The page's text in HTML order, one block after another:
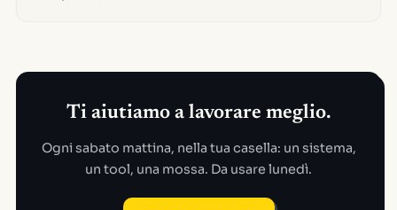
Ti aiutiamo a lavorare meglio.
Ogni sabato mattina, nella tua casella: un sistema,
un tool, una mossa. Da usare lunedì.